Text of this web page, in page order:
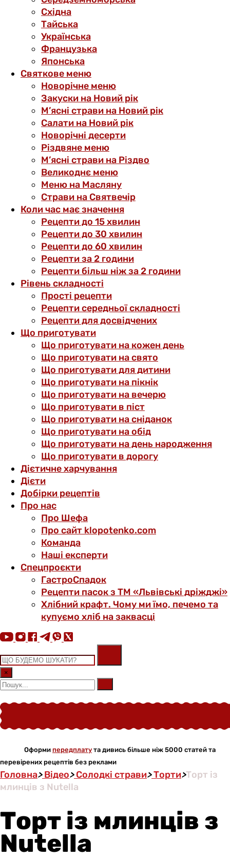
Східна
Тайська
Українська
Французька
Японська
Святкове меню
Новорічне меню
Закуски на Новий рік
М’ясні страви на Новий рік
Салати на Новий рік
Новорічні десерти
Різдвяне меню
М’ясні страви на Різдво
Великоднє меню
Меню на Масляну
Страви на Святвечір
Коли час має значення
Рецепти до 15 хвилин
Рецепти до 30 хвилин
Рецепти до 60 хвилин
Рецепти за 2 години
Рецепти більш ніж за 2 години
Рівень складності
Прості рецепти
Рецепти середньої складності
Рецепти для досвідчених
Що приготувати
Що приготувати на кожен день
Що приготувати на свято
Що приготувати для дитини
Що приготувати на пікнік
Що приготувати на вечерю
Що приготувати в піст
Що приготувати на сніданок
Що приготувати на обід
Що приготувати на день народження
Що приготувати в дорогу
Дієтичне харчування
Дієти
Добірки рецептів
Про нас
Про Шефа
Про сайт klopotenko.com
Команда
Наші експерти
Спецпроєкти
ГастроСпадок
Рецепти пасок з ТМ «Львівські дріжджі»
Хлібний крафт. Чому ми їмо, печемо та
купуємо хліб на заквасці
×
Оформи передплату та дивись більше ніж 5000 статей та
перевірених рецептів без реклами
Головна>Відео>Солодкі страви>Торти>Торт із
млинців з Nutella
Торт із млинців з
Nutella